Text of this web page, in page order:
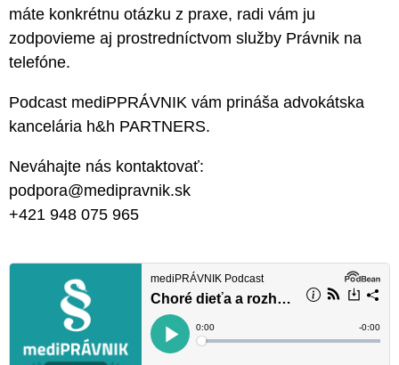
máte konkrétnu otázku z praxe, radi vám ju
zodpovieme aj prostredníctvom služby Právnik na
telefóne.
Podcast mediPPRÁVNIK vám prináša advokátska
kancelária h&h PARTNERS.
Neváhajte nás kontaktovať:
podpora@medipravnik.sk
+421 948 075 965